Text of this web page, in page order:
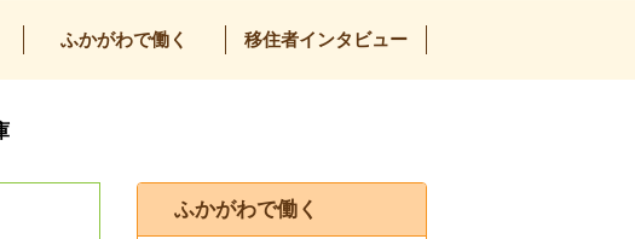
ふかがわで働く 移住者インタビュー
ふかがわで働く